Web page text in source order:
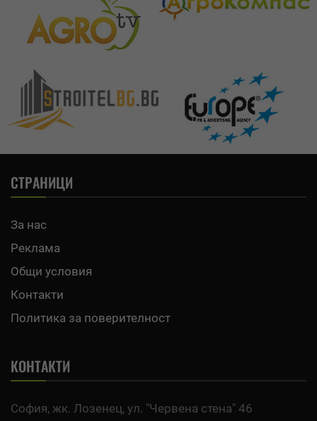
СТРАНИЦИ
За нас
Реклама
Общи условия
Контакти
Политика за поверителност
КОНТАКТИ
София, жк. Лозенец, ул. "Червена стена" 46